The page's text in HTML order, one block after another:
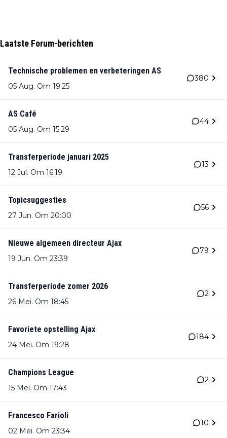
Laatste Forum-berichten
Technische problemen en verbeteringen AS
05 Aug. Om 19:25
380
AS Café
05 Aug. Om 15:29
44
Transferperiode januari 2025
12 Jul. Om 16:19
13
Topicsuggesties
27 Jun. Om 20:00
56
Nieuwe algemeen directeur Ajax
19 Jun. Om 23:39
79
Transferperiode zomer 2026
26 Mei. Om 18:45
2
Favoriete opstelling Ajax
24 Mei. Om 19:28
184
Champions League
15 Mei. Om 17:43
2
Francesco Farioli
02 Mei. Om 23:34
10